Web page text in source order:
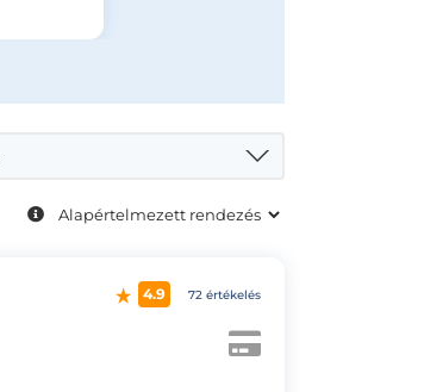
4.9 72 értékelés